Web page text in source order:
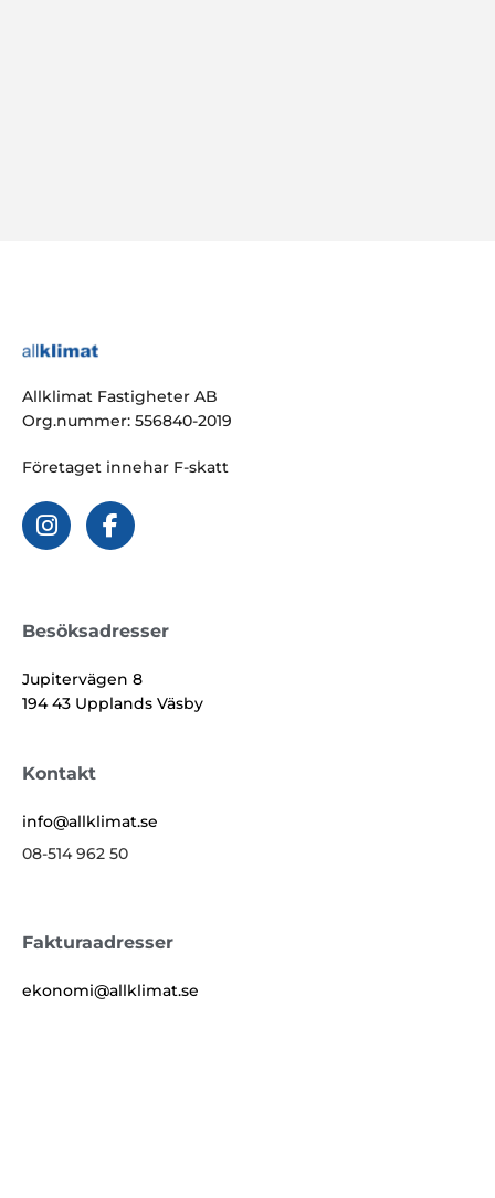
Allklimat Fastigheter AB
Org.nummer: 556840-2019
Företaget innehar F-skatt
Besöksadresser
Jupitervägen 8
194 43 Upplands Väsby
Kontakt
info@allklimat.se
08-514 962 50
Fakturaadresser
ekonomi@allklimat.se